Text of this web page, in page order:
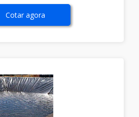
Cotar agora